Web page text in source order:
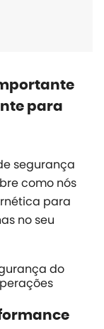
para
segurança
como nós
para
no seu
do